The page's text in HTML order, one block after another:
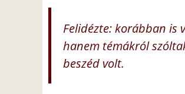
Felidézte: korábban is
hanem témákról
beszéd volt.